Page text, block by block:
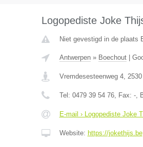
Logopediste Joke
Niet gevestigd in de plaats
Antwerpen» Boechout|
Vremdesesteenweg 4, 2530
Tel: 0479 39 54 76, Fax: -,
E-mail › Logopediste Joke
Website: https://jokethijs.be